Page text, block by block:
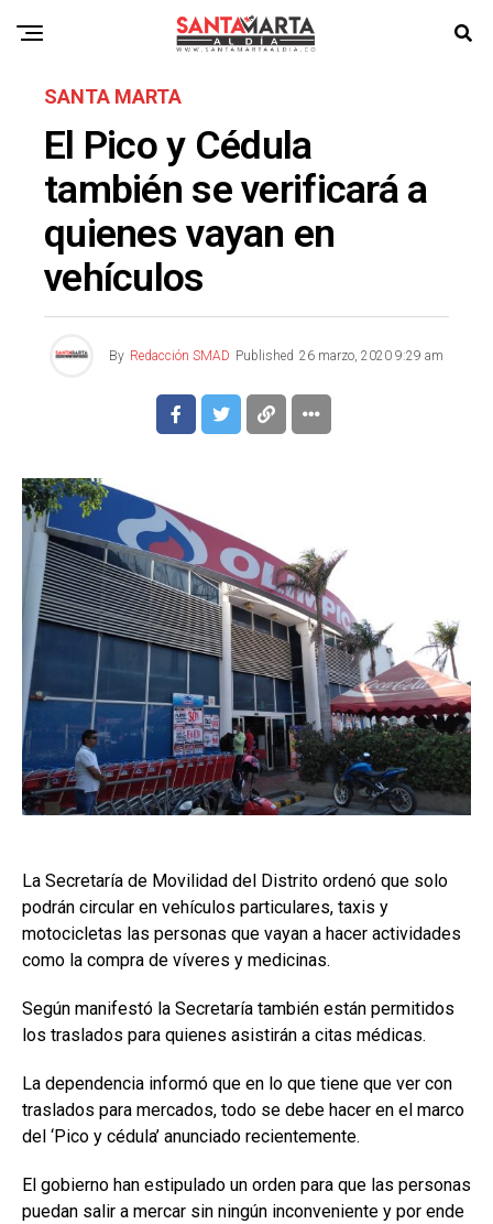
SANTA MARTA
El Pico y Cédula
también se verificará a
quienes vayan en
vehículos
By Redacción SMAD Published 26 marzo, 2020 9:29 am
La Secretaría de Movilidad del Distrito ordenó que solo
podrán circular en vehículos particulares, taxis y
motocicletas las personas que vayan a hacer actividades
como la compra de víveres y medicinas.
Según manifestó la Secretaría también están permitidos
los traslados para quienes asistirán a citas médicas.
La dependencia informó que en lo que tiene que ver con
traslados para mercados, todo se debe hacer en el marco
del ‘Pico y cédula’ anunciado recientemente.
El gobierno han estipulado un orden para que las personas
puedan salir a mercar sin ningún inconveniente y por ende